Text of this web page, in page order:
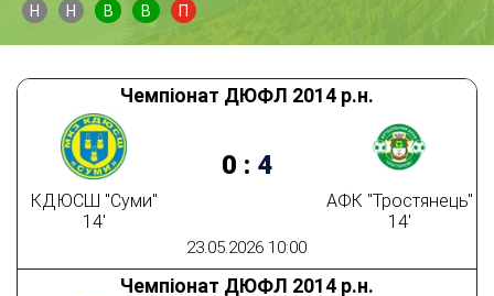
Н Н В В П
23.05.2026 10:00
Чемпіонат ДЮФЛ 2014 р.н.
КДЮСШ "Суми"
14'
0 : 4
АФК "Тростянець"
14'
Чемпіонат ДЮФЛ 2014 р.н.